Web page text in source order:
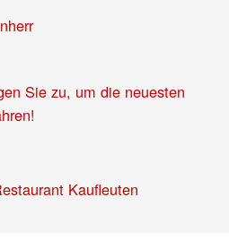
Sie zu, um die neuesten
Kaufleuten